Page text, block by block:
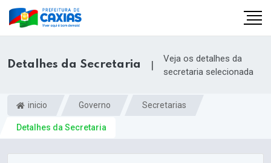
Detalhes da Secretaria |
Veja os detalhes da
secretaria selecionada
inicio Governo Secretarias
Detalhes da Secretaria